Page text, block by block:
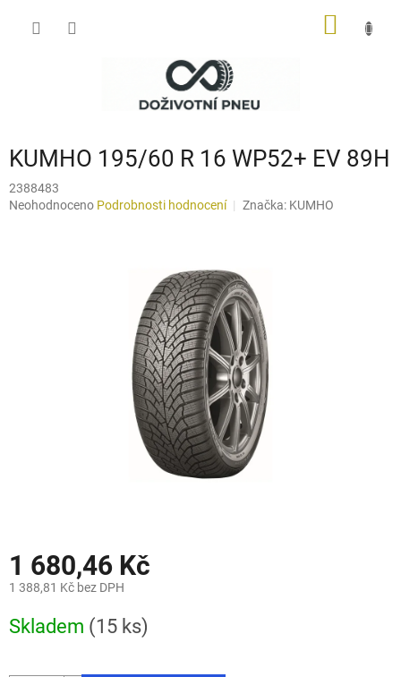
KUMHO 195/60 R 16 WP52+ EV 89H
2388483
Průměrné
Neohodnoceno Podrobnosti hodnocení Značka: KUMHO
1 680,46 Kč
1 388,81 Kč bez DPH
cena:
Skladem (15 ks)